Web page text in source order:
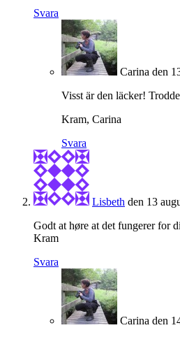
Svara
Carina den
Visst är den läcker!
Kram, Carina
Svara
Lisbeth den 13
Godt at høre at det fungerer for
Kram
Svara
Carina den